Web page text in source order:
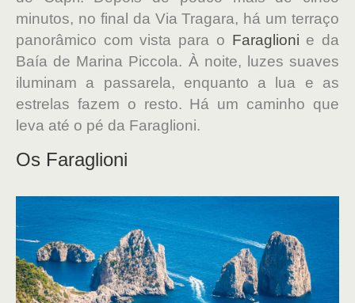
minutos, no final da Via Tragara, há um terraço
panorâmico com vista para o Faraglioni e da
Baía de Marina Piccola. À noite, luzes suaves
iluminam a passarela, enquanto a lua e as
estrelas fazem o resto. Há um caminho que
leva até o pé da Faraglioni.
Os Faraglioni